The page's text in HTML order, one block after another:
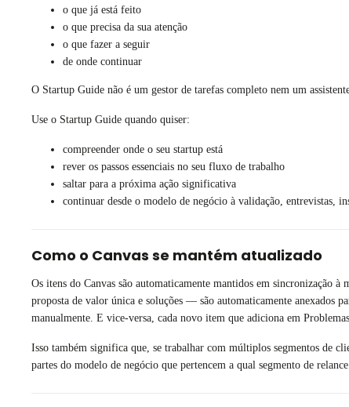
o que já está feito
o que precisa da sua atenção
o que fazer a seguir
de onde continuar
O Startup Guide não é um gestor de tarefas completo nem um
Use o Startup Guide quando quiser:
compreender onde o seu startup está
rever os passos essenciais no seu fluxo de trabalho
saltar para a próxima ação significativa
continuar desde o modelo de negócio à validação, entrevistas,
Como o Canvas se mantém atualizado
Os itens do Canvas são automaticamente mantidos em sincronização
proposta de valor única e soluções — são automaticamente anexados
manualmente. E vice-versa, cada novo item que adiciona em
Isso também significa que, se trabalhar com múltiplos segmentos de
partes do modelo de negócio que pertencem a qual segmento de relance.